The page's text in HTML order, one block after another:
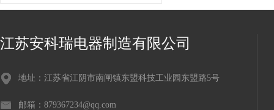
江苏安科瑞电器制造有限公司
地址：江苏省江阴市南闸镇东盟科技工业园东盟路5号
邮箱：879367234@qq.com